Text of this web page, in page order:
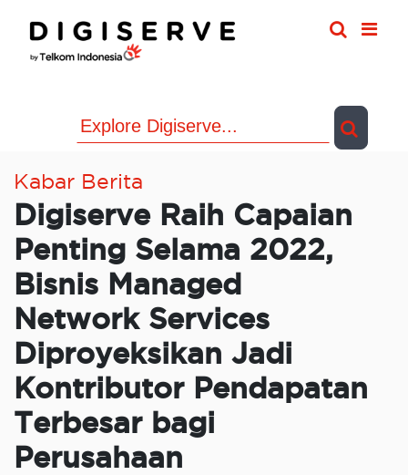
content
Kabar Berita
Digiserve Raih Capaian
Penting Selama 2022,
Bisnis Managed
Network Services
Diproyeksikan Jadi
Kontributor Pendapatan
Terbesar bagi
Perusahaan